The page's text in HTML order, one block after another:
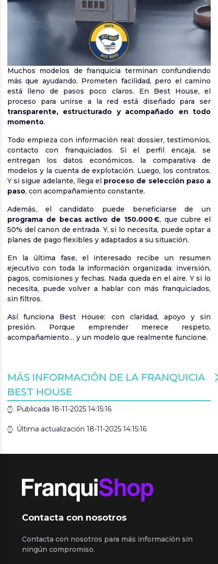
Muchos modelos de franquicia terminan confundiendo
más que ayudando. Prometen facilidad, pero el camino
está lleno de pasos poco claros. En Best House, el
proceso para unirse a la red está diseñado para ser
transparente, estructurado y acompañado en todo
momento.
Todo empieza con información real: dossier, testimonios,
contacto con franquiciados. Si el perfil encaja, se
entregan los datos económicos, la comparativa de
modelos y la cuenta de explotación. Luego, los contratos.
Y si sigue adelante, llega el proceso de selección paso a
paso, con acompañamiento constante.
Además, el candidato puede beneficiarse de un
programa de becas activo de 150.000 €, que cubre el
50% del canon de entrada. Y, si lo necesita, puede optar a
planes de pago flexibles y adaptados a su situación.
En la última fase, el interesado recibe un resumen
ejecutivo con toda la información organizada: inversión,
pagos, comisiones y fechas. Nada queda en el aire. Y si lo
necesita, puede volver a hablar con más franquiciados,
sin filtros.
Así funciona Best House: con claridad, apoyo y sin
presión. Porque emprender merece respeto,
acompañamiento… y un modelo que realmente funcione.
MÁS INFORMACIÓN DE LA FRANQUICIA
BEST HOUSE
Publicada 18-11-2025 14:15:16
Última actualización 18-11-2025 14:15:16
Contacta con nosotros
Contacta con nosotros para más información sin
ningún compromiso.